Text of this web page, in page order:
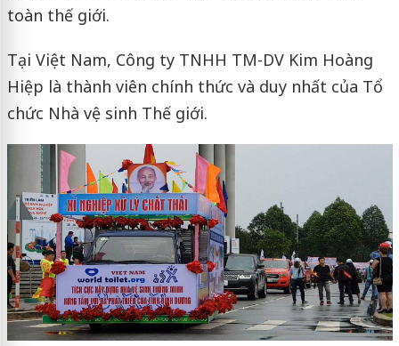
toàn thế giới.
Tại Việt Nam, Công ty TNHH TM-DV Kim Hoàng
Hiệp là thành viên chính thức và duy nhất của Tổ
chức Nhà vệ sinh Thế giới.